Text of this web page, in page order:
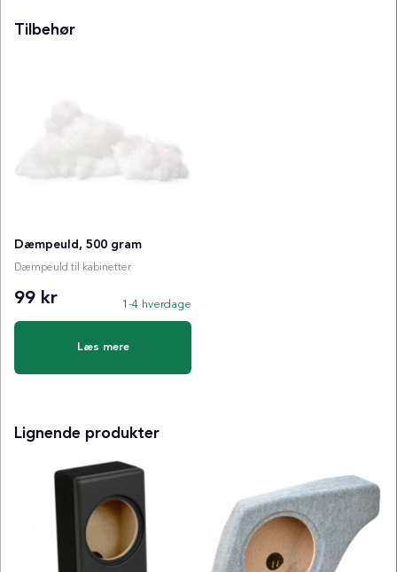
Tilbehør
Dæmpeuld, 500 gram
Dæmpeuld til kabinetter
99 kr 1-4 hverdage
Læs mere
Lignende produkter